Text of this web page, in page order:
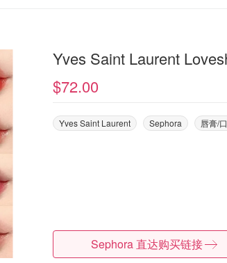
Yves Saint Laurent
$72.00
Yves Saint Laurent Sephora 唇膏/
Sephora 直达购买链接